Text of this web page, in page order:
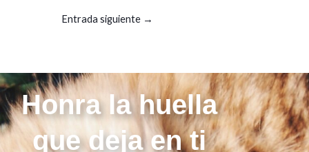
Entrada siguiente →
Honra la huella
que deja en ti